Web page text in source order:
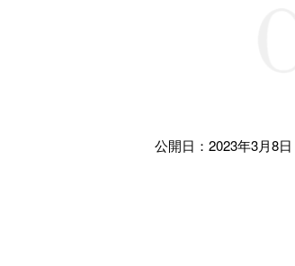
公開日：2023年3月8日